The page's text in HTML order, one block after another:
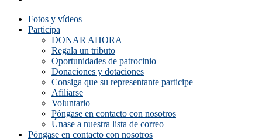
Fotos y vídeos
Participa
DONAR AHORA
Regala un tributo
Oportunidades de patrocinio
Donaciones y dotaciones
Consiga que su representante participe
Afiliarse
Voluntario
Póngase en contacto con nosotros
Únase a nuestra lista de correo
Póngase en contacto con nosotros